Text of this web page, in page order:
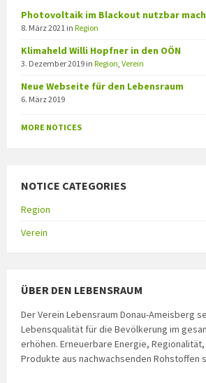
Photovoltaik im Blackout nutzbar
8. März 2021 in Region
Klimaheld Willi Hopfner in den OÖN
3. Dezember 2019 in Region, Verein
Neue Webseite für den Lebensraum
6. März 2019
MORE NOTICES
NOTICE CATEGORIES
Region
Verein
ÜBER DEN LEBENSRAUM
Der Verein Lebensraum Donau-Ameisberg
Lebensqualität für die Bevölkerung im
erhöhen. Erneuerbare Energie,
Produkte aus nachwachsenden Rohstoffen